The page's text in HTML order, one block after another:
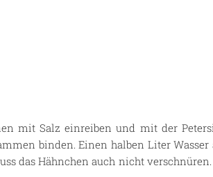
mit Salz einreiben und mit der
binden. Einen halben Liter Wasser
das Hähnchen auch nicht